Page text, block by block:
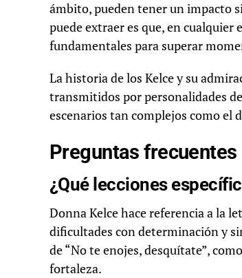
ámbito, pueden tener un impacto
puede extraer es que, en
fundamentales para superar
La historia de los Kelce y su
transmitidos por personalidades
escenarios tan complejos como el
Preguntas frecuentes
¿Qué lecciones
Donna Kelce hace referencia a la
dificultades con determinación y
de “No te enojes, desquítate”,
fortaleza.